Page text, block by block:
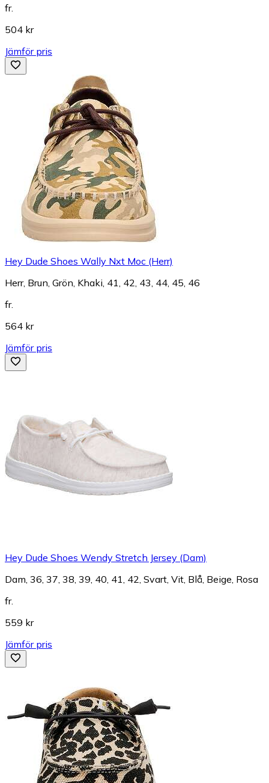
fr.
504 kr
Jämför pris
Hey Dude Shoes Wally Nxt Moc (Herr)
Herr, Brun, Grön, Khaki, 41, 42, 43, 44, 45, 46
fr.
564 kr
Jämför pris
Hey Dude Shoes Wendy Stretch Jersey (Dam)
Dam, 36, 37, 38, 39, 40, 41, 42, Svart, Vit, Blå, Beige, Rosa
fr.
559 kr
Jämför pris